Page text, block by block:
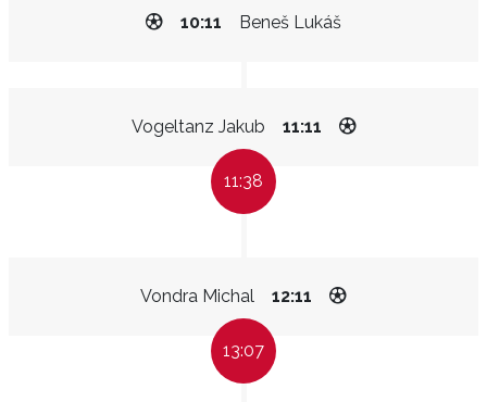
Beneš Lukáš
10:11
Vogeltanz Jakub 11:11
11:38
Vondra Michal 12:11
13:07